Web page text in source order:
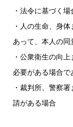
・法令に基づく場
・人の生命、身
あって、本人の同
・公衆衛生の向
必要がある場合で
・裁判所、警察
請がある場合